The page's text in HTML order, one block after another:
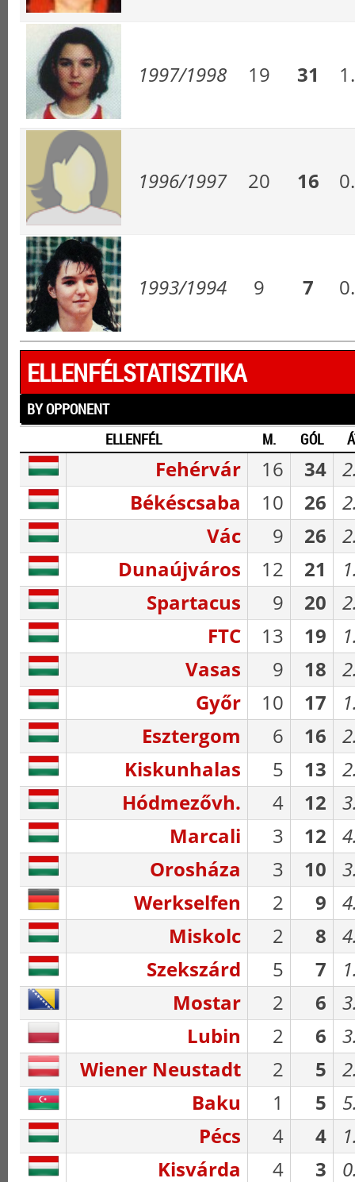
1997/1998 19 31
1996/1997 20 16
1993/1994 9 7
ELLENFÉLSTATISZTIKA
BY OPPONENT
ELLENFÉL
M. GÓL
Fehérvár 16 34
Békéscsaba
10 26
Vác
9 26
Dunaújváros
12 21
Spartacus
9 20
FTC
13 19
Vasas
9 18
Győr
10 17
Esztergom
6 16
Kiskunhalas
5 13
Hódmezővh.
4 12
Marcali
3 12
Orosháza
3 10
Werkselfen
2 9
Miskolc
2 8
Szekszárd
5 7
Mostar
2 6
Lubin
2 6
Wiener Neustadt
2 5
Baku
1 5
Pécs
4 4
Kisvárda
4 3